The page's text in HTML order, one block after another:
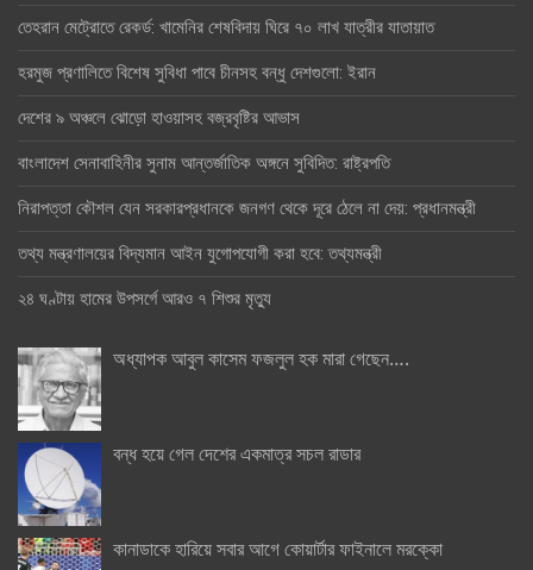
তেহরান মেট্রোতে রেকর্ড: খামেনির শেষবিদায় ঘিরে ৭০ লাখ যাত্রীর যাতায়াত
হরমুজ প্রণালিতে বিশেষ সুবিধা পাবে চীনসহ বন্ধু দেশগুলো: ইরান
দেশের ৯ অঞ্চলে ঝোড়ো হাওয়াসহ বজ্রবৃষ্টির আভাস
বাংলাদেশ সেনাবাহিনীর সুনাম আন্তর্জাতিক অঙ্গনে সুবিদিত: রাষ্ট্রপতি
নিরাপত্তা কৌশল যেন সরকারপ্রধানকে জনগণ থেকে দূরে ঠেলে না দেয়: প্রধানমন্ত্রী
তথ্য মন্ত্রণালয়ের বিদ্যমান আইন যুগোপযোগী করা হবে: তথ্যমন্ত্রী
২৪ ঘণ্টায় হামের উপসর্গে আরও ৭ শিশুর মৃত্যু
অধ্যাপক আবুল কাসেম ফজলুল হক মারা গেছেন….
বন্ধ হয়ে গেল দেশের একমাত্র সচল রাডার
কানাডাকে হারিয়ে সবার আগে কোয়ার্টার ফাইনালে মরক্কো